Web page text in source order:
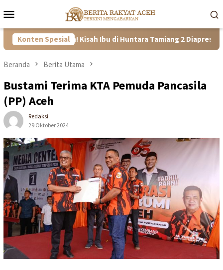
ke
Mobile
Konten Spesial
Tangguh! Kisah Ibu di Huntara Tamiang 2 Diapresiasi Satgas
Beranda Berita Utama
Bustami Terima KTA Pemuda Pancasila
(PP) Aceh
Redaksi
29 Oktober 2024